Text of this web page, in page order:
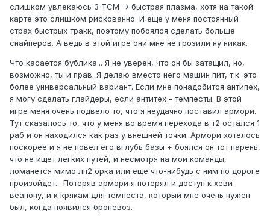
слишком увлекаюсь 3 ТСМ -> быстрая плазма, хотя на такой
карте это слишком рискованно. И еще у меня постоянный
страх быстрых тракк, поэтому побоялся сделать больше
снайперов. А ведь в этой игре они мне не грозили ну никак.
Что касается бублика... Я не уверен, что он бы затащил, но,
возможно, ты и прав. Я делаю вместо него машин пит, т.к. это
более универсальный вариант. Если мне понадобится антипех,
я могу сделать глайдеры, если антитех - темпесты. В этой
игре меня очень подвело то, что я неудачно поставил армори.
Тут сказалось то, что у меня во время перехода в т2 остался 1
раб и он находился как раз у внешней точки. Армори хотелось
поскорее и я не повел его вглубь базы + боялся он тот парень,
что не ищет легких путей, и несмотря на мои команды,
ломанется мимо лп2 орка или еще что-нибудь с ним по дороге
произойдет... Потеряв армори я потерял и доступ к хеви
веапону, и к крякам для темпеста, который мне очень нужен
был, когда появился броневоз.